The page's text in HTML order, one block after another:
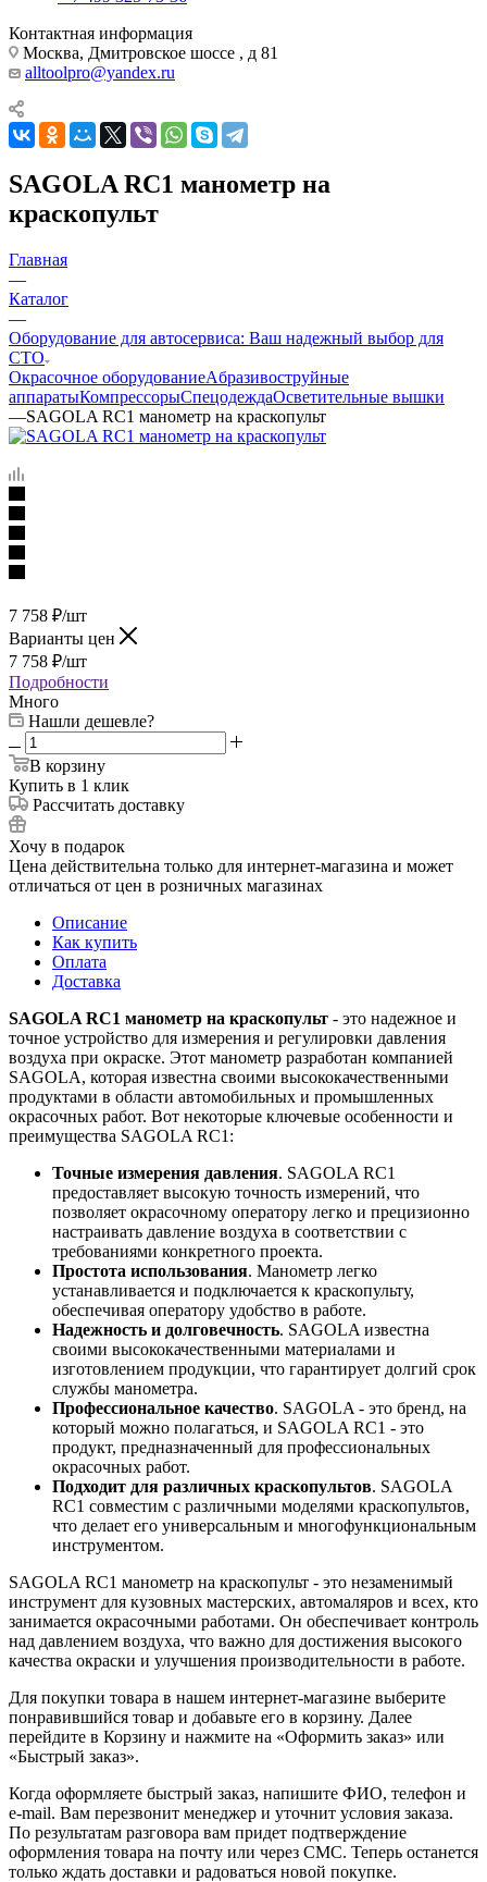
Контактная информация
Москва, Дмитровское шоссе , д 81
alltoolpro@yandex.ru
SAGOLA RC1 манометр на
краскопульт
Главная
—
Каталог
—
Оборудование для автосервиса: Ваш надежный выбор для
СТО
Окрасочное оборудованиеAбразивоструйные
аппаратыКомпрессорыСпецодеждаОсветительные вышки
—SAGOLA RC1 манометр на краскопульт
7 758 ₽/шт
Варианты цен
7 758 ₽/шт
Подробности
Много
Нашли дешевле?
В корзину
Купить в 1 клик
Рассчитать доставку
Хочу в подарок
Цена действительна только для интернет-магазина и может
отличаться от цен в розничных магазинах
Описание
Как купить
Оплата
Доставка
SAGOLA RC1 манометр на краскопульт - это надежное и
точное устройство для измерения и регулировки давления
воздуха при окраске. Этот манометр разработан компанией
SAGOLA, которая известна своими высококачественными
продуктами в области автомобильных и промышленных
окрасочных работ. Вот некоторые ключевые особенности и
преимущества SAGOLA RC1:
Точные измерения давления. SAGOLA RC1
предоставляет высокую точность измерений, что
позволяет окрасочному оператору легко и прецизионно
настраивать давление воздуха в соответствии с
требованиями конкретного проекта.
Простота использования. Манометр легко
устанавливается и подключается к краскопульту,
обеспечивая оператору удобство в работе.
Надежность и долговечность. SAGOLA известна
своими высококачественными материалами и
изготовлением продукции, что гарантирует долгий срок
службы манометра.
Профессиональное качество. SAGOLA - это бренд, на
который можно полагаться, и SAGOLA RC1 - это
продукт, предназначенный для профессиональных
окрасочных работ.
Подходит для различных краскопультов. SAGOLA
RC1 совместим с различными моделями краскопультов,
что делает его универсальным и многофункциональным
инструментом.
SAGOLA RC1 манометр на краскопульт - это незаменимый
инструмент для кузовных мастерских, автомаляров и всех, кто
занимается окрасочными работами. Он обеспечивает контроль
над давлением воздуха, что важно для достижения высокого
качества окраски и улучшения производительности в работе.
Для покупки товара в нашем интернет-магазине выберите
понравившийся товар и добавьте его в корзину. Далее
перейдите в Корзину и нажмите на «Оформить заказ» или
«Быстрый заказ».
Когда оформляете быстрый заказ, напишите ФИО, телефон и
e-mail. Вам перезвонит менеджер и уточнит условия заказа.
По результатам разговора вам придет подтверждение
оформления товара на почту или через СМС. Теперь останется
только ждать доставки и радоваться новой покупке.